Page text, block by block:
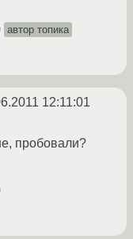
автор топика
12:11:01
пробовали?